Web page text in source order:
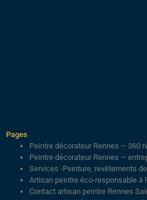
Pages
Peintre décorateur Rennes – 360
Peintre décorateur Rennes –
Services -Peinture, revêtements
Artisan peintre éco-responsable à
Contact artisan peintre Rennes